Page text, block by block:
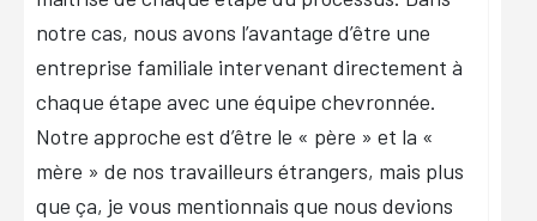
notre cas, nous avons l’avantage d’être une
entreprise familiale intervenant directement à
chaque étape avec une équipe chevronnée.
Notre approche est d’être le « père » et la «
mère » de nos travailleurs étrangers, mais plus
que ça, je vous mentionnais que nous devions